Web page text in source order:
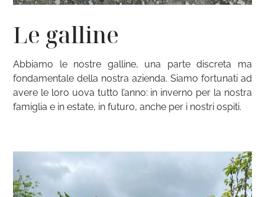
Le galline
Abbiamo le nostre galline, una parte discreta ma
fondamentale della nostra azienda. Siamo fortunati ad
avere le loro uova tutto l’anno: in inverno per la nostra
famiglia e in estate, in futuro, anche per i nostri ospiti.